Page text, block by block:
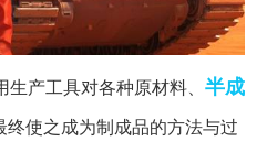
产工具对各种原材料、 半成
使之成为制成品的方法与过